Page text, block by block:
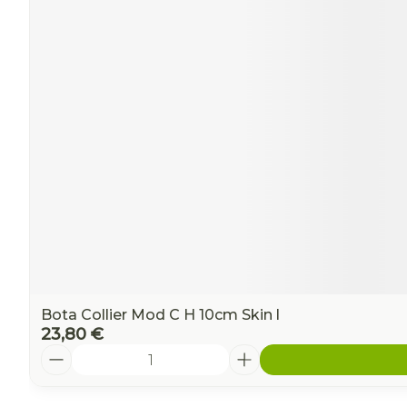
Bota Collier Mod C H 10cm Skin l
23,80 €